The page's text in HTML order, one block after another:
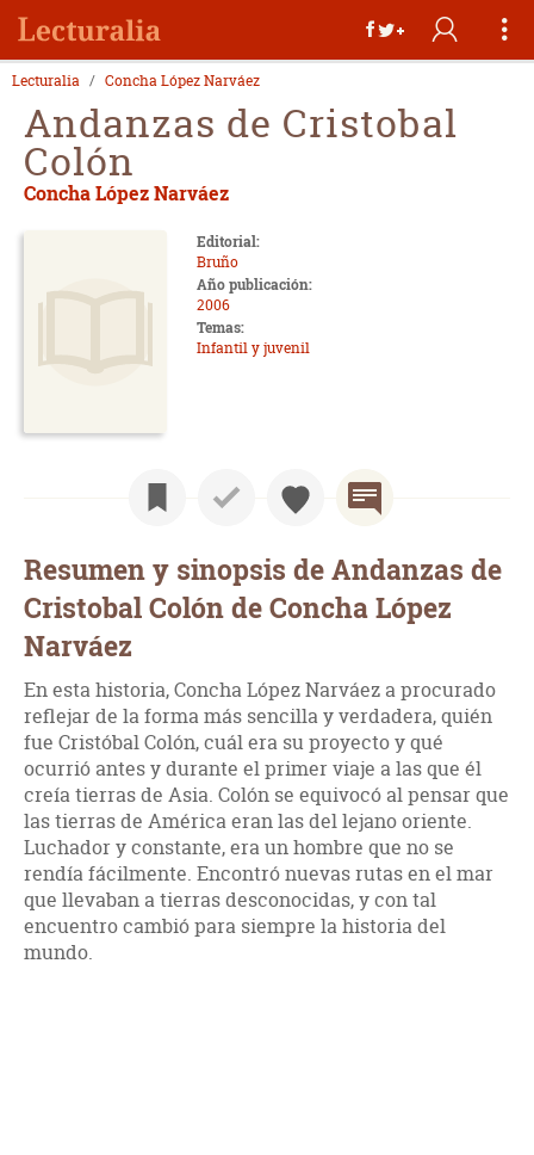
Lecturalia Concha López Narváez
Andanzas de Cristobal
Colón
Concha López Narváez
Editorial:
Bruño
Año publicación:
2006
Temas:
Infantil y juvenil
Resumen y sinopsis de Andanzas de
Cristobal Colón de Concha López
Narváez
En esta historia, Concha López Narváez a procurado
reflejar de la forma más sencilla y verdadera, quién
fue Cristóbal Colón, cuál era su proyecto y qué
ocurrió antes y durante el primer viaje a las que él
creía tierras de Asia. Colón se equivocó al pensar que
las tierras de América eran las del lejano oriente.
Luchador y constante, era un hombre que no se
rendía fácilmente. Encontró nuevas rutas en el mar
que llevaban a tierras desconocidas, y con tal
encuentro cambió para siempre la historia del
mundo.